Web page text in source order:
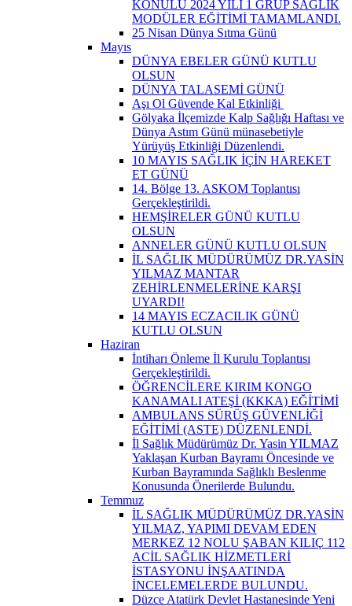
KONULU 2024 YILI 1 GRUP SAĞLIK
MODÜLER EĞİTİMİ TAMAMLANDI.
25 Nisan Dünya Sıtma Günü
Mayıs
DÜNYA EBELER GÜNÜ KUTLU
OLSUN
DÜNYA TALASEMİ GÜNÜ
Aşı Ol Güvende Kal Etkinliği ​
Gölyaka İlçemizde Kalp Sağlığı Haftası ve
Dünya Astım Günü münasebetiyle
Yürüyüş Etkinliği Düzenlendi.
10 MAYIS SAĞLIK İÇİN HAREKET
ET GÜNÜ
14. Bölge 13. ASKOM Toplantısı
Gerçekleştirildi.
HEMŞİRELER GÜNÜ KUTLU
OLSUN
ANNELER GÜNÜ KUTLU OLSUN
İL SAĞLIK MÜDÜRÜMÜZ DR.YASİN
YILMAZ MANTAR
ZEHİRLENMELERİNE KARŞI
UYARDI!
14 MAYIS ECZACILIK GÜNÜ
KUTLU OLSUN
Haziran
İntiharı Önleme İl Kurulu Toplantısı
Gerçekleştirildi.
ÖĞRENCİLERE KIRIM KONGO
KANAMALI ATEŞİ (KKKA) EĞİTİMİ
AMBULANS SÜRÜŞ GÜVENLİĞİ
EĞİTİMİ (ASTE) DÜZENLENDİ.
İl Sağlık Müdürümüz Dr. Yasin YILMAZ
Yaklaşan Kurban Bayramı Öncesinde ve
Kurban Bayramında Sağlıklı Beslenme
Konusunda Önerilerde Bulundu.
Temmuz
İL SAĞLIK MÜDÜRÜMÜZ DR.YASİN
YILMAZ, YAPIMI DEVAM EDEN
MERKEZ 12 NOLU ŞABAN KILIÇ 112
ACİL SAĞLIK HİZMETLERİ
İSTASYONU İNŞAATINDA
İNCELEMELERDE BULUNDU.
Düzce Atatürk Devlet Hastanesinde Yeni